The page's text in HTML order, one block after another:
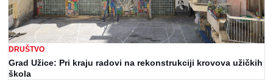
DRUŠTVO
Grad Užice: Pri kraju radovi na rekonstrukciji krovova užičkih
škola